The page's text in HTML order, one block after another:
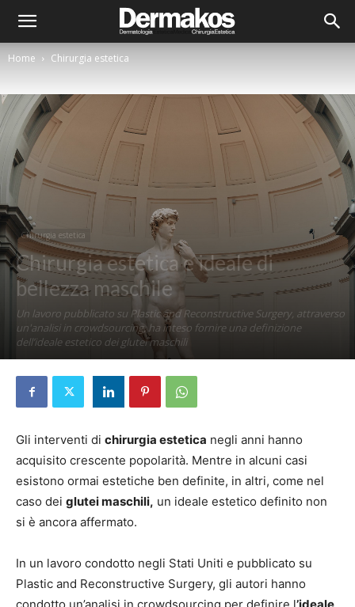
Home Chirurgia estetica
Chirurgia estetica
Chirurgia estetica e ideale di
bellezza maschile
Un lavoro pubblicato su Plastic and Reconstructive Surgery, attraverso
un'analisi in crowdsourcing, ha inteso fornire una definizione
dell’ideale estetico dei glutei maschili
Di Elena D'Alessandri - 16 Gennaio 2025
Gli interventi di chirurgia estetica negli anni hanno
acquisito crescente popolarità. Mentre in alcuni casi
esistono ormai estetiche ben definite, in altri, come nel
caso dei glutei maschili, un ideale estetico definito non
si è ancora affermato.
In un lavoro condotto negli Stati Uniti e pubblicato su
Plastic and Reconstructive Surgery, gli autori hanno